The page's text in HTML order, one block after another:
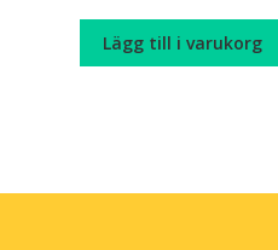
Lägg till i varukorg